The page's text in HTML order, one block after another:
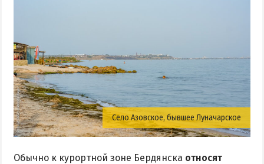
Село Азовское, бывшее Луначарское
Обычно к курортной зоне Бердянска относят